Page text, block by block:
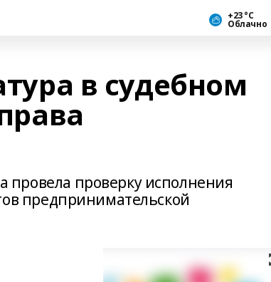
+23 °С
Облачно
в судебном
проверку исполнения
предпринимательской